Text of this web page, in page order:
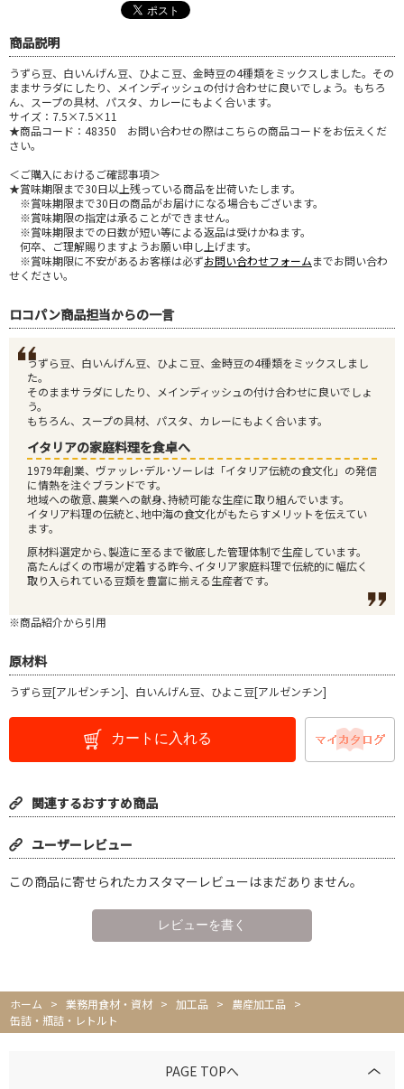
商品説明
うずら豆、白いんげん豆、ひよこ豆、金時豆の4種類をミックスしました。その
ままサラダにしたり、メインディッシュの付け合わせに良いでしょう。もちろ
ん、スープの具材、パスタ、カレーにもよく合います。
サイズ：7.5×7.5×11
★商品コード：48350 お問い合わせの際はこちらの商品コードをお伝えくだ
さい。
＜ご購入におけるご確認事項＞
★賞味期限まで30日以上残っている商品を出荷いたします。
※賞味期限まで30日の商品がお届けになる場合もございます。
※賞味期限の指定は承ることができません。
※賞味期限までの日数が短い等による返品は受けかねます。
何卒、ご理解賜りますようお願い申し上げます。
※賞味期限に不安があるお客様は必ずお問い合わせフォームまでお問い合わ
せください。
ロコパン商品担当からの一言
うずら豆、白いんげん豆、ひよこ豆、金時豆の4種類をミックスしまし
た。
そのままサラダにしたり、メインディッシュの付け合わせに良いでしょ
う。
もちろん、スープの具材、パスタ、カレーにもよく合います。
イタリアの家庭料理を食卓へ
1979年創業、ヴァッレ･デル･ソーレは「イタリア伝統の食文化」の発信
に情熱を注ぐブランドです。
地域への敬意､農業への献身､持続可能な生産に取り組んでいます。
イタリア料理の伝統と､地中海の食文化がもたらすメリットを伝えてい
ます｡
原材料選定から､製造に至るまで徹底した管理体制で生産しています。
高たんぱくの市場が定着する昨今､イタリア家庭料理で伝統的に幅広く
取り入られている豆類を豊富に揃える生産者です。
※商品紹介から引用
原材料
うずら豆[アルゼンチン]、白いんげん豆、ひよこ豆[アルゼンチン]
カートに入れる
関連するおすすめ商品
ユーザーレビュー
この商品に寄せられたカスタマーレビューはまだありません。
ホーム > 業務用食材・資材 > 加工品 > 農産加工品 >
缶詰・瓶詰・レトルト
PAGE TOPへ